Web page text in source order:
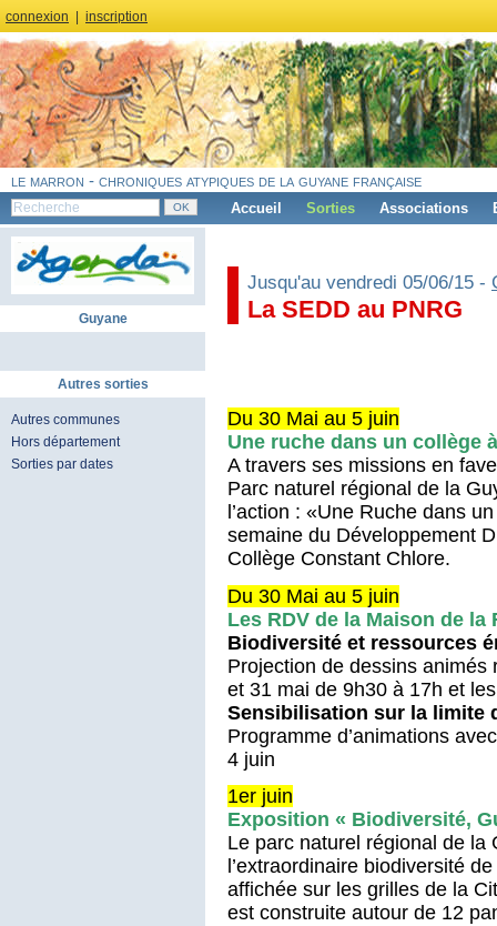
connexion inscription
le marron - chroniques atypiques de la guyane française
Accueil Sorties Associations
Guyane
Autres sorties
Autres communes
Hors département
Sorties par dates
Jusqu'au vendredi 05/06/15 -
La SEDD au PNRG
Du 30 Mai au 5 juin
Une ruche dans un collège
A travers ses missions en
Parc naturel régional de la
l’action : «Une Ruche dans
semaine du Développement
Collège Constant Chlore.
Du 30 Mai au 5 juin
Les RDV de la Maison de la
Biodiversité et ressources
Projection de dessins animés
et 31 mai de 9h30 à 17h et
Sensibilisation sur la limite
Programme d’animations
4 juin
1er juin
Exposition « Biodiversité,
Le parc naturel régional de la
l’extraordinaire biodiversité
affichée sur les grilles de la
est construite autour de 12